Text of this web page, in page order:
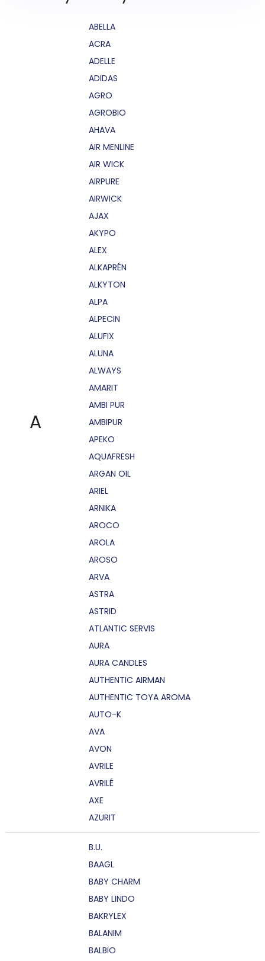
A
ABELLA
ACRA
ADELLE
ADIDAS
AGRO
AGROBIO
AHAVA
AIR MENLINE
AIR WICK
AIRPURE
AIRWICK
AJAX
AKYPO
ALEX
ALKAPRÉN
ALKYTON
ALPA
ALPECIN
ALUFIX
ALUNA
ALWAYS
AMARIT
AMBI PUR
AMBIPUR
APEKO
AQUAFRESH
ARGAN OIL
ARIEL
ARNIKA
AROCO
AROLA
AROSO
ARVA
ASTRA
ASTRID
ATLANTIC SERVIS
AURA
AURA CANDLES
AUTHENTIC AIRMAN
AUTHENTIC TOYA AROMA
AUTO-K
AVA
AVON
AVRILE
AVRILÉ
AXE
AZURIT
B.U.
BAAGL
BABY CHARM
BABY LINDO
BAKRYLEX
BALANIM
BALBIO